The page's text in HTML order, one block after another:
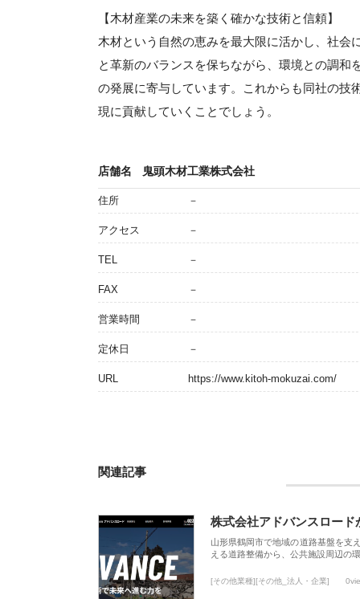
【木材産業の未来を築く確かな技術と信頼】
木材という自然の恵みを最大限に活かし、社
と革新のバランスを保ちながら、環境との調
の発展に寄与しています。これからも同社の技
現に貢献していくことでしょう。
店舗名 鬼頭木材工業株式会社
住所 －
アクセス －
TEL －
FAX －
営業時間 －
定休日 －
URL https://www.kitoh-mokuzai.com/
関連記事
株式会社アドバンスロー
山形県鶴岡市で地域の道路基盤を支
える道路整備から、公共施設周辺の
[その他業種][その他_法人・企業]